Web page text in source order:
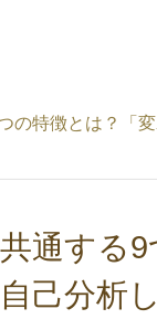
の特徴とは？「
通する
己分析